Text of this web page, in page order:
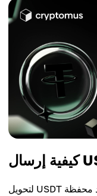
لتحويل USDT إلى محفظة أخرى، يُفضل استخدام مزود محفظة